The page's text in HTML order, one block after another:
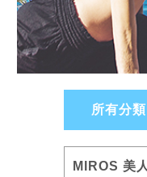
所有分類
MIROS 美